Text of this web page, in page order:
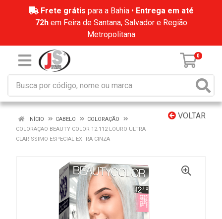
Frete grátis para a Bahia • Entrega em até
72hem Feira de Santana, Salvador e Região
Metropolitana
0
VOLTAR
INÍCIO CABELO
COLORAÇÃO
COLORAÇAO BEAUTY COLOR 12.112 LOURO ULTRA
CLARÍSSIMO ESPECIAL EXTRA CINZA